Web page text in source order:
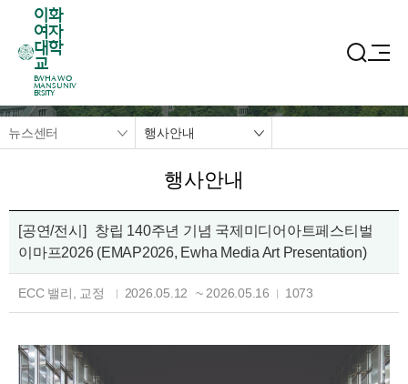
이화
여자
대학
교
EWHA WO
MANS UNIV
ERSITY
뉴스센터 행사안내
행사안내
[공연/전시]
창립 140주년 기념 국제미디어아트페스티벌
이마프2026 (EMAP2026, Ewha Media Art Presentation)
ECC 밸리, 교정 2026.05.12 ~ 2026.05.16 1073